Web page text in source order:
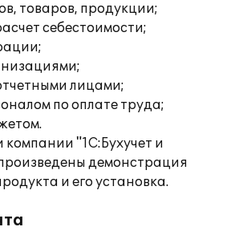
товаров, продукции;
себестоимости;
лицами;
по оплате труда;
"1С:Бухучет и
демонстрация
и его установка.